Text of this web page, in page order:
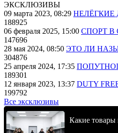
ЭКСКЛЮЗИВЫ
09 марта 2023, 08:29 НЕЛЁГКИЕ
188925
06 февраля 2025, 15:00 СПОРТ В
147696
28 мая 2024, 08:50 ЭТО ЛИ
304876
25 апреля 2024, 17:35
189301
12 января 2023, 13:37 DUTY
199792
Все эксклюзивы
Какие товары